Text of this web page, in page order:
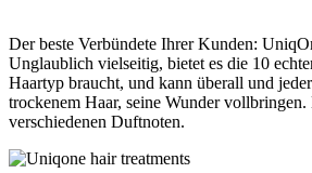
Der beste Verbündete Ihrer Kunden:
Unglaublich vielseitig, bietet es die 10
Haartyp braucht, und kann überall und
trockenem Haar, seine Wunder
verschiedenen Duftnoten.